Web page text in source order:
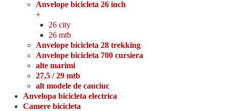
Anvelope bicicleta 26 inch
+
26 city
26 mtb
Anvelope bicicleta 28 trekking
Anvelope bicicleta 700 cursiera
alte marimi
27,5 / 29 mtb
alt modele de cauciuc
Anvelopa bicicleta electrica
Camere bicicleta